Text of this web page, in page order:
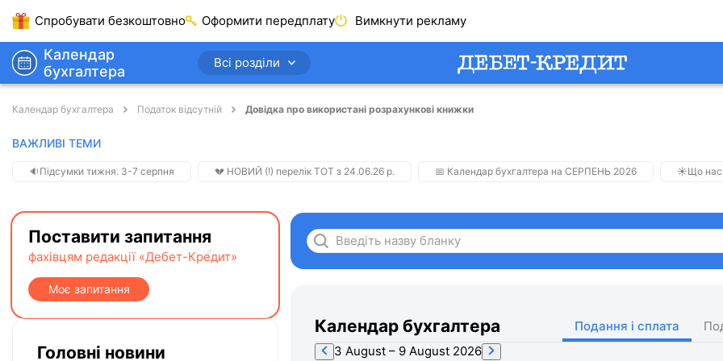
Спробувати безкоштовно Оформити передплату Вимкнути рекламу
Календар
бухгалтера
Всі розділи
Календар бухгалтера Податок відсутній Довідка про використані розрахункові книжки
ВАЖЛИВІ ТЕМИ
🔉Підсумки тижня. 3-7 серпня 💔 НОВИЙ (!) перелік ТОТ з 24.06.26 р. 📅 Календар бухгалтера на СЕРПЕНЬ 2026 ☀️Що нас
Календар бухгалтера Подання і сплата
3 August – 9 August 2026
Поставити запитання
фахівцям редакції «Дебет-Кредит»
Моє запитання
Головні новини